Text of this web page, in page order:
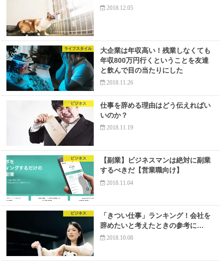
2018.12.05
ライフスタイル
大企業は年収高い！残業しなくても
年収800万円行くということを友達
と飲んで目の当たりにした
2018.11.26
ビジネス
仕事を辞める理由はどう伝えればい
いのか？
2018.11.19
ビジネス
【副業】ビジネスマンは絶対に副業
するべきだ【営業職向け】
2018.11.04
ビジネス
「きつい仕事」ランキング！会社を
辞めたいと考えたときの参考に…
2018.10.08